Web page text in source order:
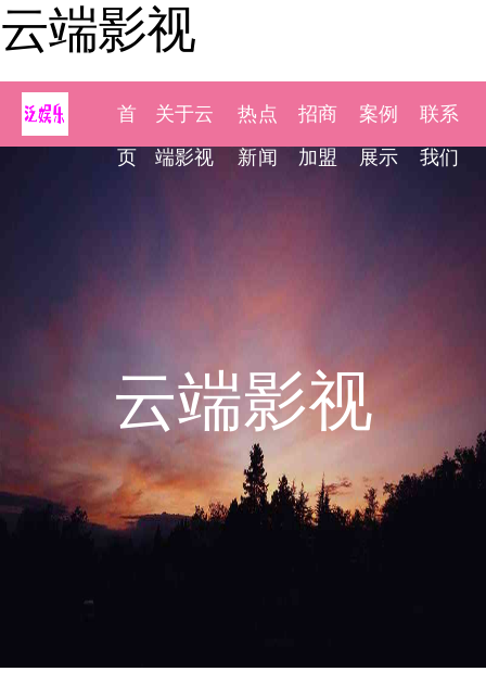
云端影视
首
页
关于云
端影视
热点
新闻
招商
加盟
案例
展示
联系
我们
云端影视